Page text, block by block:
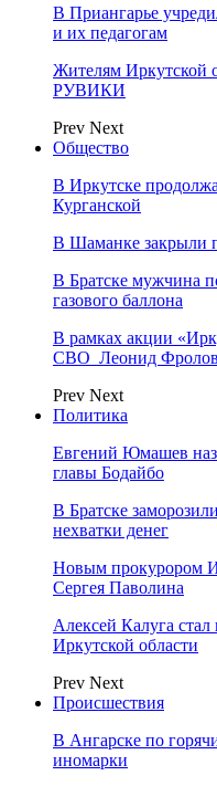
В Приангарье
и их педагогам
Жителям Иркутской
РУВИКИ
Prev Next
Общество
В Иркутске
Курганской
В Шаманке закрыли
В Братске мужчина
газового баллона
В рамках акции
СВО Леонид Фролов
Prev Next
Политика
Евгений Юмашев
главы Бодайбо
В Братске
нехватки денег
Новым прокурором
Сергея Паволина
Алексей Калуга
Иркутской области
Prev Next
Происшествия
В Ангарске по
иномарки